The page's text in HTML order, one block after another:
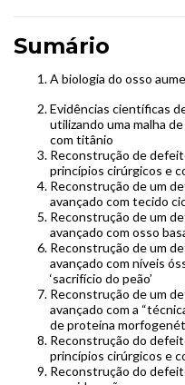
Sumário
A biologia do osso
Evidências científicas
utilizando uma malha
com titânio
Reconstrução de
princípios cirúrgicos e
Reconstrução de um
avançado com tecido
Reconstrução de um
avançado com osso
Reconstrução de um
avançado com níveis
‘sacrifício do peão’
Reconstrução de um
avançado com a
de proteína
Reconstrução do
princípios cirúrgicos e
Reconstrução do